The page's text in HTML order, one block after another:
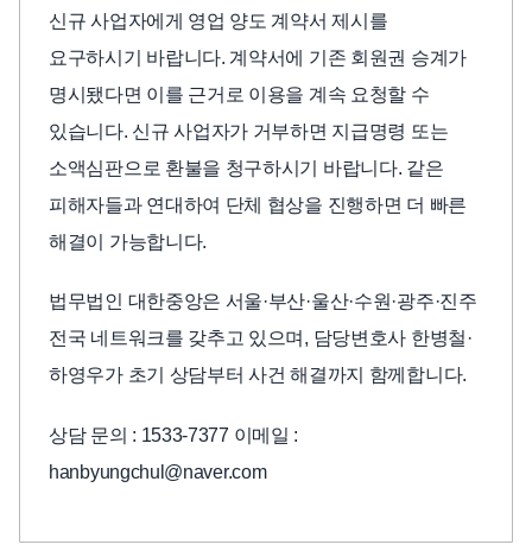
신규 사업자에게 영업 양도 계약서 제시를
요구하시기 바랍니다. 계약서에 기존 회원권 승계가
명시됐다면 이를 근거로 이용을 계속 요청할 수
있습니다. 신규 사업자가 거부하면 지급명령 또는
소액심판으로 환불을 청구하시기 바랍니다. 같은
피해자들과 연대하여 단체 협상을 진행하면 더 빠른
해결이 가능합니다.
법무법인 대한중앙은 서울·부산·울산·수원·광주·진주
전국 네트워크를 갖추고 있으며, 담당변호사 한병철·
하영우가 초기 상담부터 사건 해결까지 함께합니다.
상담 문의 : 1533-7377 이메일 :
hanbyungchul@naver.com